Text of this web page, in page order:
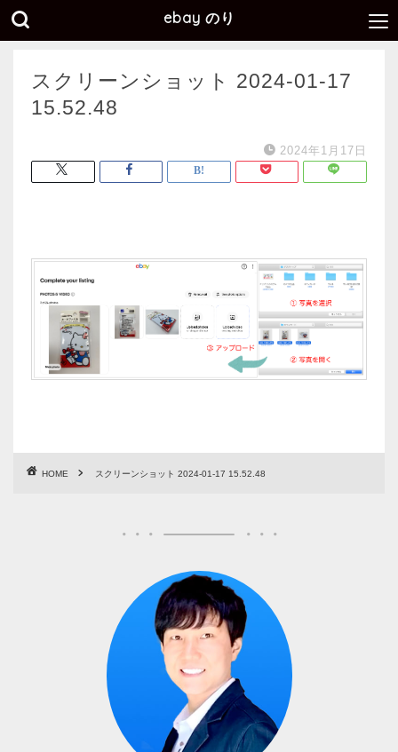
ebay のり
スクリーンショット 2024-01-17
15.52.48
2024年1月17日
HOME スクリーンショット 2024-01-17 15.52.48